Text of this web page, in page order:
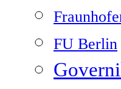
FU Berlin